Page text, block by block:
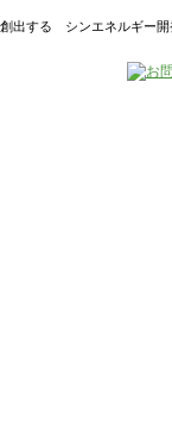
出する シンエネルギー開